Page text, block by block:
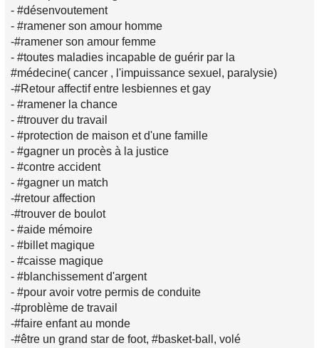
- #désenvoutement
- #ramener son amour homme
-#ramener son amour femme
- #toutes maladies incapable de guérir par la
#médecine( cancer , l'impuissance sexuel, paralysie)
-#Retour affectif entre lesbiennes et gay
- #ramener la chance
- #trouver du travail
- #protection de maison et d'une famille
- #gagner un procès à la justice
- #contre accident
- #gagner un match
-#retour affection
-#trouver de boulot
- #aide mémoire
- #billet magique
- #caisse magique
- #blanchissement d'argent
- #pour avoir votre permis de conduite
-#problème de travail
-#faire enfant au monde
-#être un grand star de foot, #basket-ball, volé